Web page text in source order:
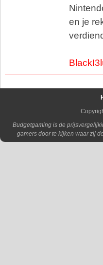
en je
Budgetgaming is de
gamers door te kijken waar zij